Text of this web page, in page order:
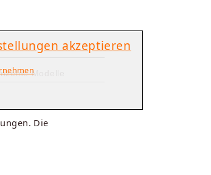
Modelle
Die
akzeptieren